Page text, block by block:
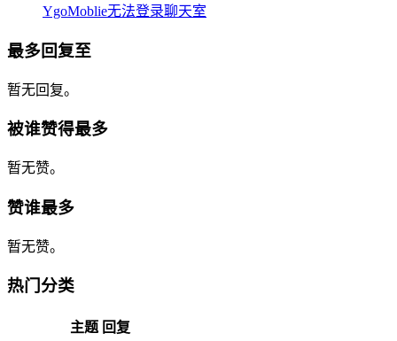
YgoMoblie无法登录聊天室
最多回复至
暂无回复。
被谁赞得最多
暂无赞。
赞谁最多
暂无赞。
热门分类
主题 回复